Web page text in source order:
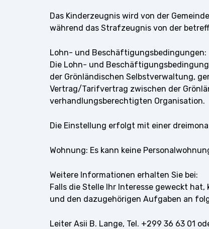
Das Kinderzeugnis wird von der
während das Strafzeugnis von der
Lohn- und Beschäftigungsbedingungen:
Die Lohn- und
der Grönländischen Selbstverwaltung,
Vertrag/Tarifvertrag zwischen der
verhandlungsberechtigten Organisation.
Die Einstellung erfolgt mit einer
Wohnung: Es kann keine
Weitere Informationen erhalten Sie bei:
Falls die Stelle Ihr Interesse geweckt
und den dazugehörigen Aufgaben an
Leiter Asii B. Lange, Tel. +299 36 63 01